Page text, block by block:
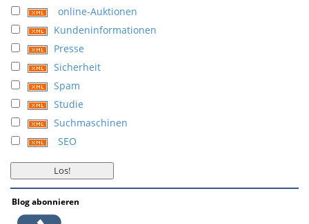
online-Auktionen
Kundeninformationen
Presse
Sicherheit
Spam
Studie
Suchmaschinen
SEO
Blog abonnieren